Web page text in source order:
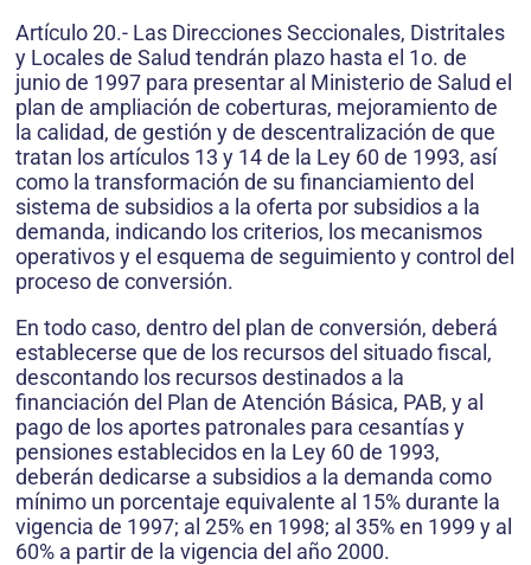
Artículo 20.- Las Direcciones Seccionales, Distritales
y Locales de Salud tendrán plazo hasta el 1o. de
junio de 1997 para presentar al Ministerio de Salud el
plan de ampliación de coberturas, mejoramiento de
la calidad, de gestión y de descentralización de que
tratan los artículos 13 y 14 de la Ley 60 de 1993, así
como la transformación de su financiamiento del
sistema de subsidios a la oferta por subsidios a la
demanda, indicando los criterios, los mecanismos
operativos y el esquema de seguimiento y control del
proceso de conversión.
En todo caso, dentro del plan de conversión, deberá
establecerse que de los recursos del situado fiscal,
descontando los recursos destinados a la
financiación del Plan de Atención Básica, PAB, y al
pago de los aportes patronales para cesantías y
pensiones establecidos en la Ley 60 de 1993,
deberán dedicarse a subsidios a la demanda como
mínimo un porcentaje equivalente al 15% durante la
vigencia de 1997; al 25% en 1998; al 35% en 1999 y al
60% a partir de la vigencia del año 2000.